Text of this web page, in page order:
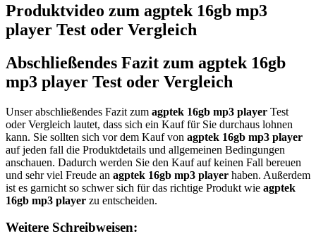
Produktvideo zum agptek 16gb mp3
player Test oder Vergleich
Abschließendes Fazit zum agptek 16gb
mp3 player Test oder Vergleich
Unser abschließendes Fazit zum agptek 16gb mp3 player Test
oder Vergleich lautet, dass sich ein Kauf für Sie durchaus lohnen
kann. Sie sollten sich vor dem Kauf von agptek 16gb mp3 player
auf jeden fall die Produktdetails und allgemeinen Bedingungen
anschauen. Dadurch werden Sie den Kauf auf keinen Fall bereuen
und sehr viel Freude an agptek 16gb mp3 player haben. Außerdem
ist es garnicht so schwer sich für das richtige Produkt wie agptek
16gb mp3 player zu entscheiden.
Weitere Schreibweisen: